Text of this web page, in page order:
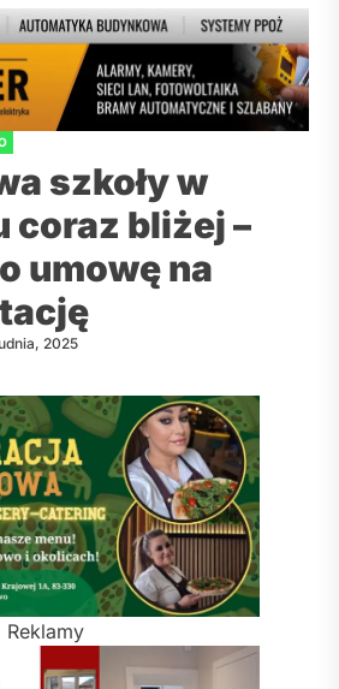
szkoły w
coraz bliżej –
umowę na
2025
Reklamy